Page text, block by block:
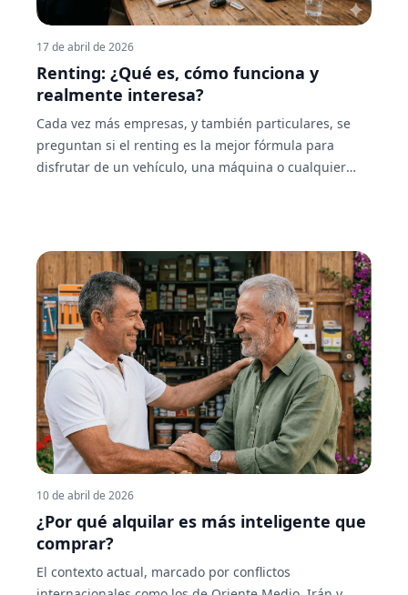
17 de abril de 2026
Renting: ¿Qué es, cómo funciona y
realmente interesa?
Cada vez más empresas, y también particulares, se
preguntan si el renting es la mejor fórmula para
disfrutar de un vehículo, una máquina o cualquier
herramienta financiera que, bien usada, puede
mejorar la liquidez y la fiscalidad de tu empresa de
forma notable." Si eres autónomo o empresa y
necesitas un producto actualizado, con costes
predecibles y ventajas fiscales, el renting casi siempre
interesa. Si eres particular y valoras la flexibilidad
sobre la propiedad, también puede ser una opción
atractiva. Sigue leyendo para entender exactamente
por qué (y cuándo no).
10 de abril de 2026
¿Por qué alquilar es más inteligente que
comprar?
El contexto actual, marcado por conflictos